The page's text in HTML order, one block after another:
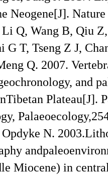
Neogene[J].
Q, Wang B, Qiu
G T, Tseng Z J,
Q. 2007.
and
Plateau[J].
N.
Miocene) in